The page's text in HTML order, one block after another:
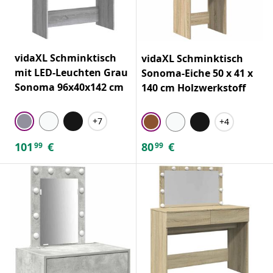
vidaXL Schminktisch
mit LED-Leuchten Grau
Sonoma 96x40x142 cm
+7
101 99 €
vidaXL Schminktisch
Sonoma-Eiche 50 x 41 x
140 cm Holzwerkstoff
+4
8099 €